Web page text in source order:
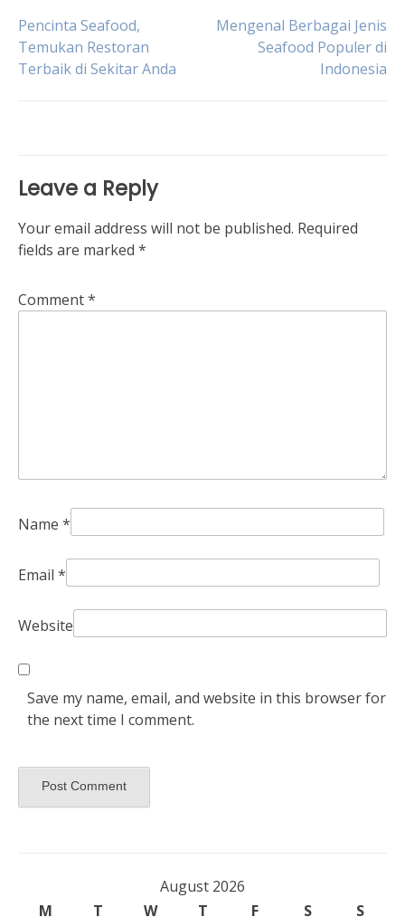
Post
navigation
Pencinta Seafood,
Temukan Restoran
Terbaik di Sekitar Anda
Mengenal Berbagai Jenis
Seafood Populer di
Indonesia
Leave a Reply
Your email address will not be published. Required
fields are marked *
Comment*
Name *
Email *
Website
Save my name, email, and website in this browser for
the next time I comment.
August 2026
M
T W T F S S